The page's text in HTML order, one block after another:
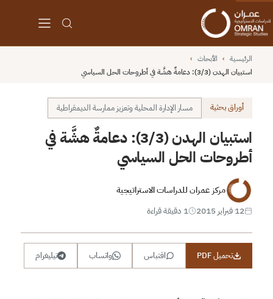
الرئيسية › الأبحاث ›
استبيان الهدن (3/3): دعامةٌ هشَّة في أطروحات الحل السياسي
أوراق بحثية مسار الإدارة المحلية وتعزيز ممارسة الديمقراطية
استبيان الهدن (3/3): دعامةٌ هشَّة في
أطروحات الحل السياسي
مركز عمران للدراسات الاستراتيجية
12 فبراير 2015
1 دقيقة قراءة
تحميل PDF اقتباس واتساب تيليغرام